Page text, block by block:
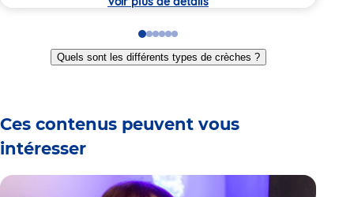
Go
to
slide
Go
to
slide
Go
to
slide
Go
to
slide
Go
to
slide
Go
to
slide
Quels sont les différents types de crèches ?
Ces contenus peuvent vous
intéresser